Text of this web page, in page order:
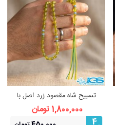
تسبیح شاه مقصود زرد اصل با
فیروزه نیشابور اصل 33 تایی
1,800,000 تومان
4